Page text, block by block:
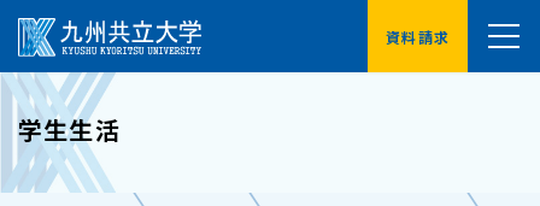
資料請求
受験生の方へ
学生生活